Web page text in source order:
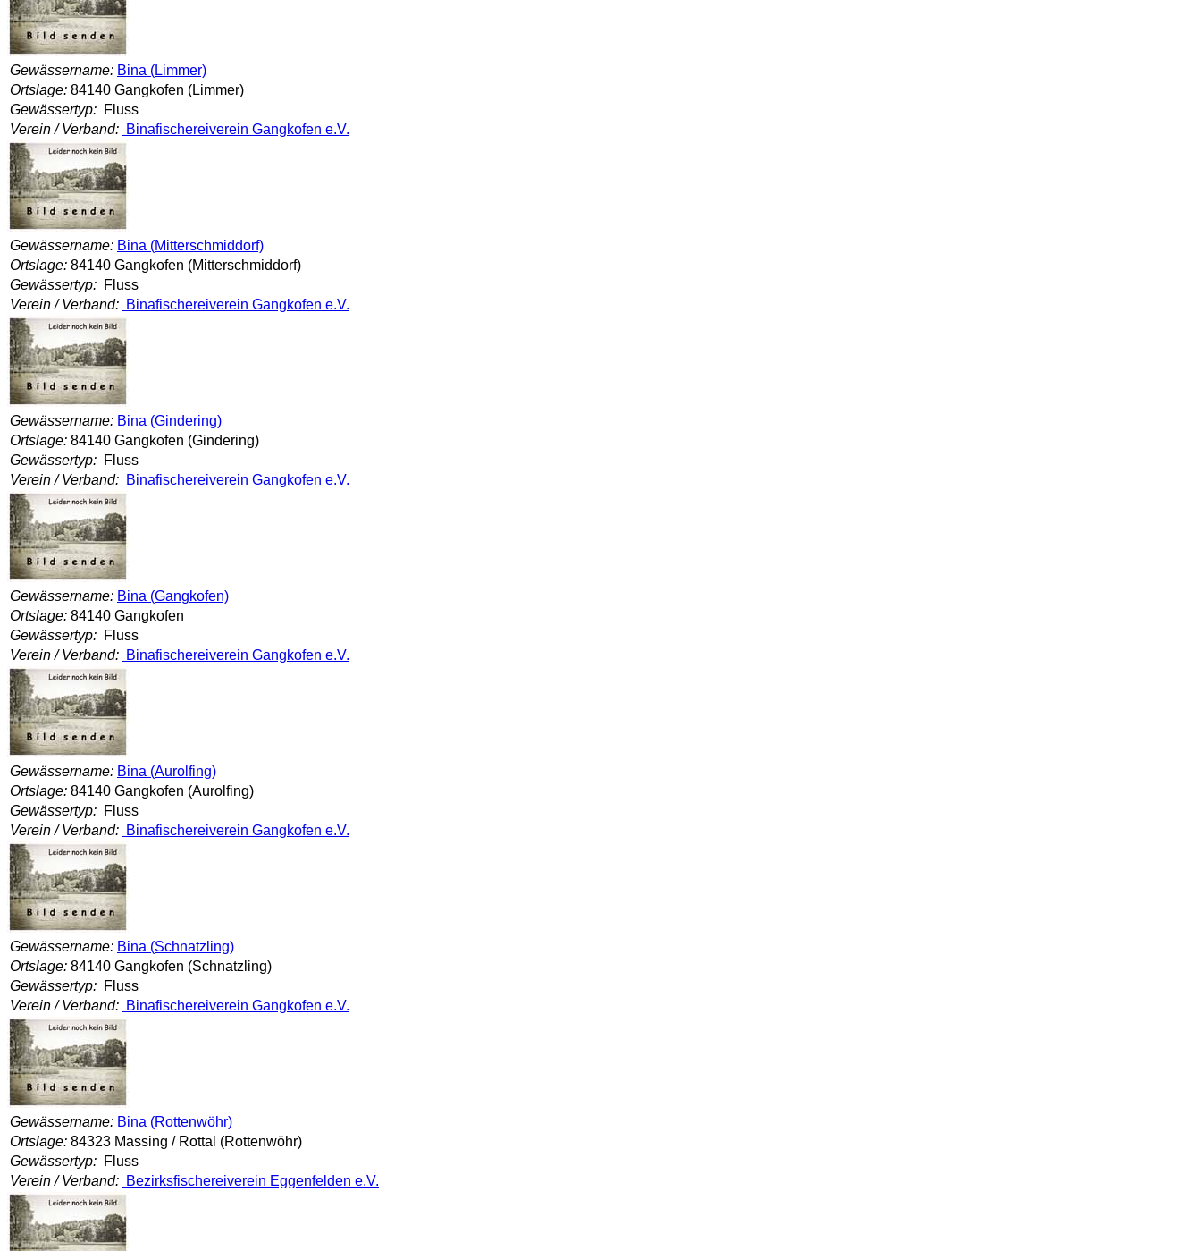
Gewässername: Bina (Limmer)
Ortslage: 84140 Gangkofen (Limmer)
Gewässertyp: Fluss
Verein / Verband: Binafischereiverein Gangkofen e.V.
Gewässername: Bina (Mitterschmiddorf)
Ortslage: 84140 Gangkofen (Mitterschmiddorf)
Gewässertyp: Fluss
Verein / Verband: Binafischereiverein Gangkofen e.V.
Gewässername: Bina (Gindering)
Ortslage: 84140 Gangkofen (Gindering)
Gewässertyp: Fluss
Verein / Verband: Binafischereiverein Gangkofen e.V.
Gewässername: Bina (Gangkofen)
Ortslage: 84140 Gangkofen
Gewässertyp: Fluss
Verein / Verband: Binafischereiverein Gangkofen e.V.
Gewässername: Bina (Aurolfing)
Ortslage: 84140 Gangkofen (Aurolfing)
Gewässertyp: Fluss
Verein / Verband: Binafischereiverein Gangkofen e.V.
Gewässername: Bina (Schnatzling)
Ortslage: 84140 Gangkofen (Schnatzling)
Gewässertyp: Fluss
Verein / Verband: Binafischereiverein Gangkofen e.V.
Gewässername: Bina (Rottenwöhr)
Ortslage: 84323 Massing / Rottal (Rottenwöhr)
Gewässertyp: Fluss
Verein / Verband: Bezirksfischereiverein Eggenfelden e.V.